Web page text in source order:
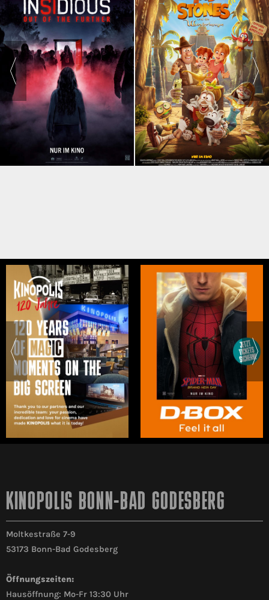
KINOPOLIS BONN-BAD GODESBERG
Moltkestraße 7-9
53173 Bonn-Bad Godesberg
Öffnungszeiten:
Hausöffnung: Mo-Fr 13:30 Uhr